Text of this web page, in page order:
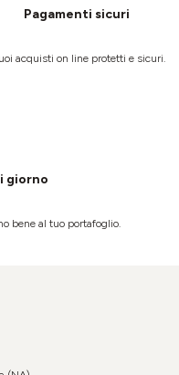
Pagamenti sicuri
acquisti on line protetti e sicuri.
giorno
bene al tuo portafoglio.